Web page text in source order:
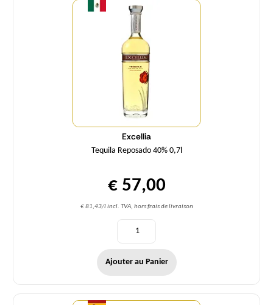
Excellia
Tequila Reposado 40% 0,7l
€ 57,00
€ 81,43/l incl. TVA, hors frais de livraison
Ajouter au Panier
Quantité